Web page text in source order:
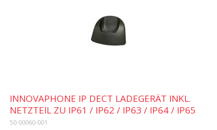
INNOVAPHONE IP DECT LADEGERÄT INKL.
NETZTEIL ZU IP61 / IP62 / IP63 / IP64 / IP65
50-00060-001